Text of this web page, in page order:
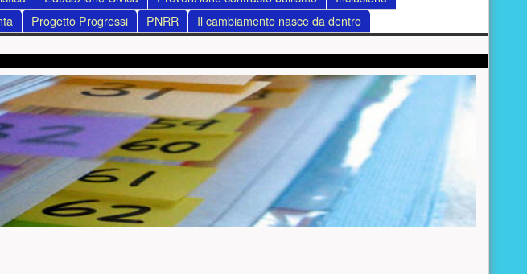
Progetto Progressi PNRR Il cambiamento nasce da dentro